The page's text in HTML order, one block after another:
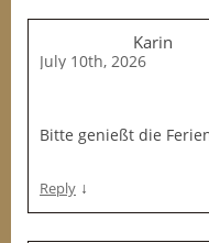
Karin
July 10th, 2026
Bitte genießt die
Reply ↓